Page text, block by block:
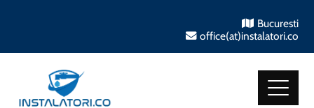
Bucuresti
office(at)instalatori.co